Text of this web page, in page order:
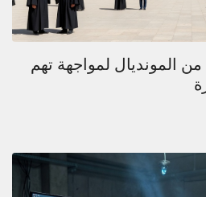
المونديال لمواجهة تهم